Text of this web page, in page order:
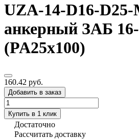
UZA-14-D16-
анкерный ЗАБ
(PA25x100)
160.42 руб.
Добавить в заказ
Купить в 1 клик
Достаточно
Рассчитать доставку